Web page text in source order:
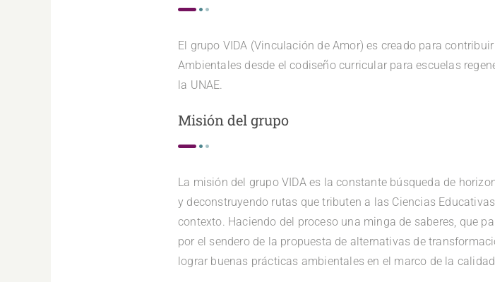
El grupo VIDA (Vinculación de Amor) es creado para
Ambientales desde el codiseño curricular para escuelas
la UNAE.
Misión del grupo
La misión del grupo VIDA es la constante búsqueda de
y deconstruyendo rutas que tributen a las Ciencias
contexto. Haciendo del proceso una minga de saberes, que
por el sendero de la propuesta de alternativas de
lograr buenas prácticas ambientales en el marco de la